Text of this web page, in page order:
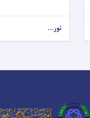
نور...